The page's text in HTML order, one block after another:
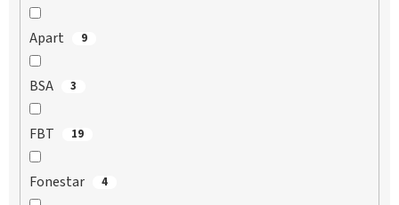
Apart 9
BSA 3
FBT 19
Fonestar 4